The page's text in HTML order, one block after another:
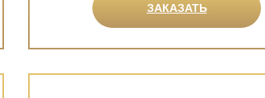
ЗАКАЗАТЬ